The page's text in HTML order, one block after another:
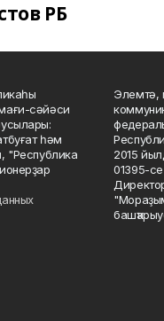
РБ
сәйәси
һәм
"Республика
Элемтә,
2015
01395-се